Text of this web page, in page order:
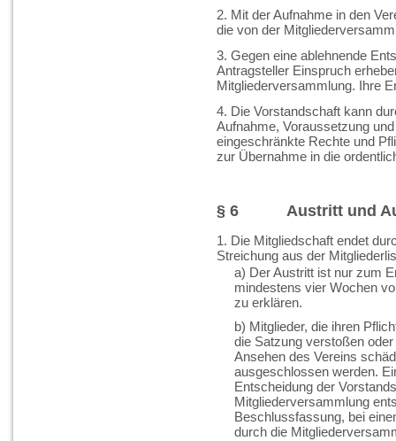
2. Mit der Aufnahme in den
die von der
3. Gegen eine ablehnende
Antragsteller Einspruch
Mitgliederversammlung. Ihre
4. Die Vorstandschaft kann
Aufnahme, Voraussetzung
eingeschränkte Rechte und
zur Übernahme in die
§ 6 Austritt und
1. Die Mitgliedschaft endet
Streichung aus der
a) Der Austritt ist nur zum
mindestens vier Wochen
zu erklären.
b) Mitglieder, die ihren
die Satzung verstoßen
Ansehen des Vereins
ausgeschlossen werden.
Entscheidung der
Mitgliederversammlung
Beschlussfassung, bei
durch die